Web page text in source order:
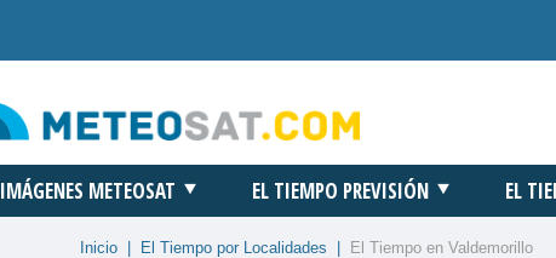
IMÁGENES METEOSAT EL TIEMPO PREVISIÓN EL
Inicio El Tiempo por Localidades El Tiempo en Valdemorillo